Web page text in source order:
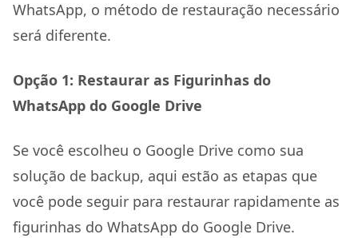
WhatsApp, o método de restauração necessário
será diferente.
Opção 1: Restaurar as Figurinhas do
WhatsApp do Google Drive
Se você escolheu o Google Drive como sua
solução de backup, aqui estão as etapas que
você pode seguir para restaurar rapidamente as
figurinhas do WhatsApp do Google Drive.